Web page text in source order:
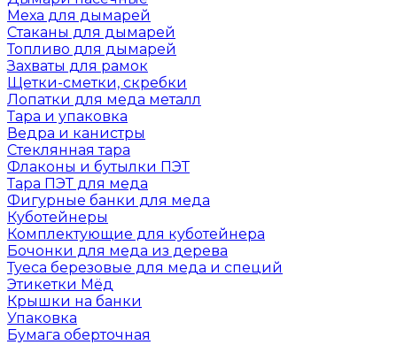
Меха для дымарей
Стаканы для дымарей
Топливо для дымарей
Захваты для рамок
Щетки-сметки, скребки
Лопатки для меда металл
Тара и упаковка
Ведра и канистры
Стеклянная тара
Флаконы и бутылки ПЭТ
Тара ПЭТ для меда
Фигурные банки для меда
Куботейнеры
Комплектующие для куботейнера
Бочонки для меда из дерева
Туеса березовые для меда и специй
Этикетки Мёд
Крышки на банки
Упаковка
Бумага оберточная